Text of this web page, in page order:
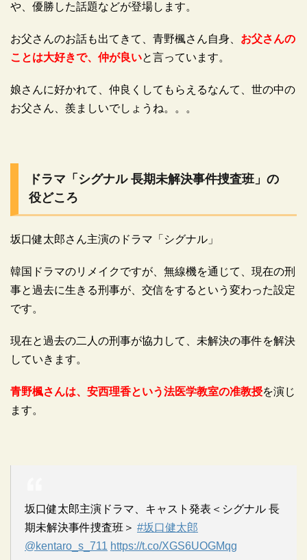
や、優勝した話題などが登場します。
お父さんのお話も出てきて、青野楓さん自身、 お父さんの
ことは大好きで、仲が良いと言っています。
娘さんに好かれて、仲良くしてもらえるなんて、世の中の
お父さん、羨ましいでしょうね。。。
ドラマ「シグナル 長期未解決事件捜査班」の
役どころ
坂口健太郎さん主演のドラマ「シグナル」
韓国ドラマのリメイクですが、無線機を通じて、現在の刑
事と過去に生きる刑事が、交信をするという変わった設定
です。
現在と過去の二人の刑事が協力して、未解決の事件を解決
していきます。
青野楓さんは、安西理香という法医学教室の准教授を演じ
ます。
坂口健太郎主演ドラマ、キャスト発表＜シグナル 長
期未解決事件捜査班＞ #坂口健太郎
@kentaro_s_711 https://t.co/XGS6UOGMqg